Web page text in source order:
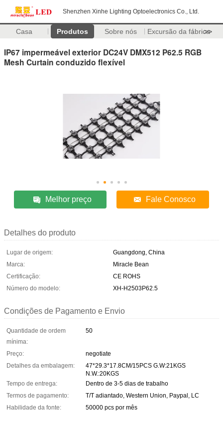
Shenzhen Xinhe Lighting Optoelectronics Co., Ltd.
Casa Produtos Sobre nós Excursão da fábrica
>>
IP67 impermeável exterior DC24V DMX512 P62.5 RGB
Mesh Curtain conduzido flexível
Melhor preço Fale Conosco
Detalhes do produto
Lugar de origem:
Guangdong, China
Marca:
Miracle Bean
Certificação:
CE ROHS
Número do modelo:
XH-H2503P62.5
Condições de Pagamento e Envio
Quantidade de ordem
mínima:
50
Preço:
negotiate
Detalhes da embalagem:
47*29.3*17.8CM/15PCS G.W:21KGS
N.W.:20KGS
Tempo de entrega:
Dentro de 3-5 dias de trabalho
Termos de pagamento:
T/T adiantado, Western Union, Paypal, LC
Habilidade da fonte:
50000 pcs por mês